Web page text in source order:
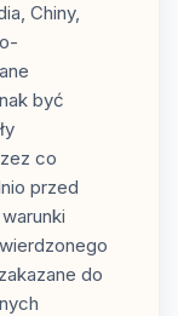
Chiny,
być
co
przed
do